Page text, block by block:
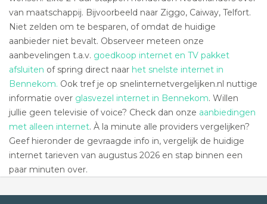
van maatschappij. Bijvoorbeeld naar Ziggo, Caiway, Telfort.
Niet zelden om te besparen, of omdat de huidige
aanbieder niet bevalt. Observeer meteen onze
aanbevelingen t.a.v. goedkoop internet en TV pakket
afsluiten of spring direct naar het snelste internet in
Bennekom. Ook tref je op snelinternetvergelijken.nl nuttige
informatie over glasvezel internet in Bennekom. Willen
jullie geen televisie of voice? Check dan onze aanbiedingen
met alleen internet. À la minute alle providers vergelijken?
Geef hieronder de gevraagde info in, vergelijk de huidige
internet tarieven van augustus 2026 en stap binnen een
paar minuten over.